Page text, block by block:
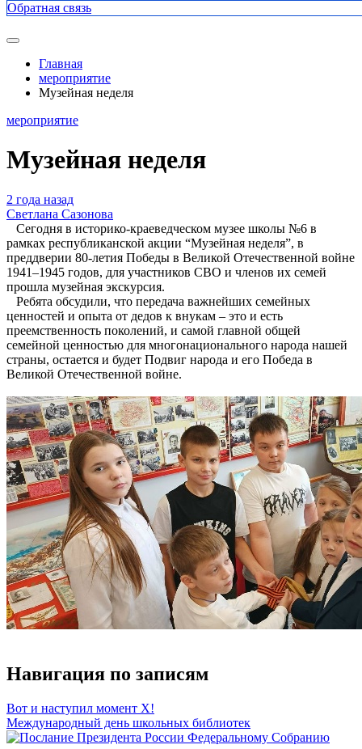
Обратная связь
Главная
мероприятие
Музейная неделя
мероприятие
Музейная неделя
2 года назад
Светлана Сазонова
Сегодня в историко-краеведческом музее школы №6 в
рамках республиканской акции “Музейная неделя”, в
преддверии 80-летия Победы в Великой Отечественной войне
1941–1945 годов, для участников СВО и членов их семей
прошла музейная экскурсия.
Ребята обсудили, что передача важнейших семейных
ценностей и опыта от дедов к внукам – это и есть
преемственность поколений, и самой главной общей
семейной ценностью для многонационального народа нашей
страны, остается и будет Подвиг народа и его Победа в
Великой Отечественной войне.
Навигация по записям
Вот и наступил момент Х!
Международный день школьных библиотек